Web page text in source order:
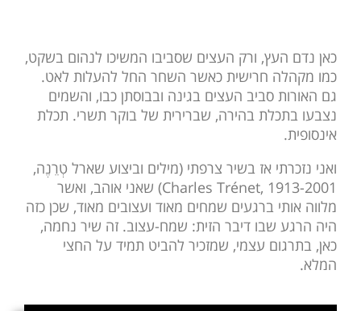
כאן נדם העץ, ורק העצים שסביבו המשיכו לנהום בשקט,
כמו מקהלה חרישית כאשר השחר החל להעלות לאט.
גם האורות סביב העצים בגינה ובבוסתן כבו, והשמים
נצבעו בתכלת בהירה, שברירית של בוקר תשרי. תכלת
אינסופית.
ואני נזכרתי אז בשיר צרפתי (מילים וביצוע שארל טְרֵנֶה,
Charles Trénet, 1913-2001) שאני אוהב, ואשר
מלווה אותי ברגעים שמחים מאוד ועצובים מאוד, שכן כזה
היה הרגע שבו דיבר הזית: שמח-עצוב. זה שיר נחמה,
כאן, בתרגום עצמי, שמזכיר להביט תמיד על החצי
המלא.